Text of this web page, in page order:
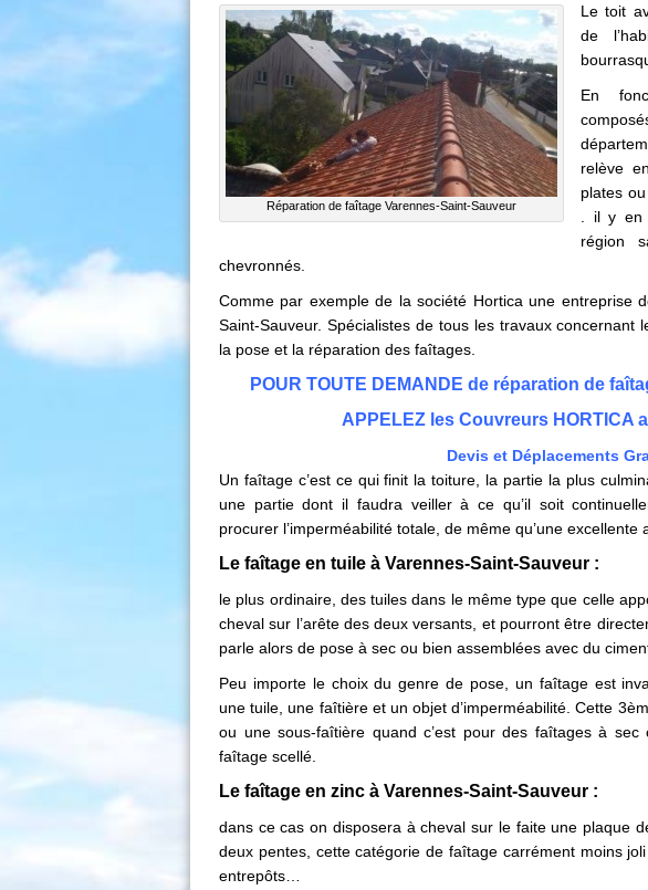
Réparation de faîtage Varennes-Saint-Sauveur
Le toit
de
En
relève
plates
. il y en
région
chevronnés.
Comme par exemple de la société Hortica une entreprise
Saint-Sauveur. Spécialistes de tous les travaux concernant
la pose et la réparation des faîtages.
POUR TOUTE DEMANDE de réparation de
APPELEZ les Couvreurs HORTICA
Devis et Déplacements
Un faîtage c’est ce qui finit la toiture, la partie la plus
une partie dont il faudra veiller à ce qu’il soit
procurer l’imperméabilité totale, de même qu’une excellente
Le faîtage en tuile à Varennes-Saint-Sauveur :
le plus ordinaire, des tuiles dans le même type que celle
cheval sur l’arête des deux versants, et pourront être
parle alors de pose à sec ou bien assemblées avec du
Peu importe le choix du genre de pose, un faîtage est
une tuile, une faîtière et un objet d’imperméabilité. Cette
ou une sous-faîtière quand c’est pour des faîtages à
faîtage scellé.
Le faîtage en zinc à Varennes-Saint-Sauveur :
dans ce cas on disposera à cheval sur le faite une plaque
deux pentes, cette catégorie de faîtage carrément moins
entrepôts…